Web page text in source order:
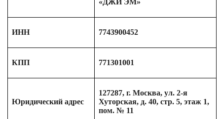
«ДЖИ ЭМ»
ИНН 7743900452
КПП 771301001
Юридический адрес
127287, г. Москва, ул. 2-я
Хуторская, д. 40, стр. 5, этаж 1,
пом. № 11